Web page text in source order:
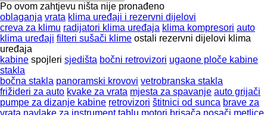
Po ovom zahtjevu ništa nije pronađeno
oblaganja vrata klima uređaji i rezervni dijelovi
creva za klimu radijatori klima uređaja klima kompresori auto
klima uređaji filteri sušači klime ostali rezervni dijelovi klima
uređaja
kabine spojleri sjedišta bočni retrovizori ugaone ploče kabine
stakla
bočna stakla panoramski krovovi vetrobranska stakla
frižideri za auto kvake za vrata mjesta za spavanje auto grijači
pumpe za dizanje kabine retrovizori štitnici od sunca brave za
vrata navlake za instrument tablu motori brisača nosači metlice